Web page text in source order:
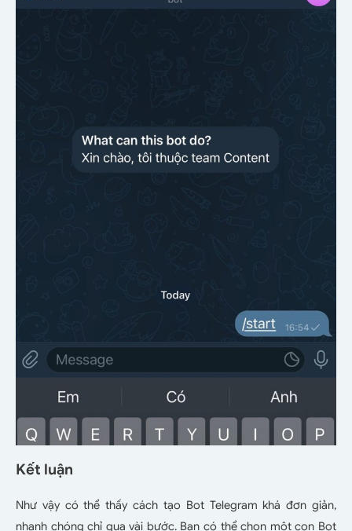
Kết luận
Như vậy có thể thấy cách tạo Bot Telegram khá đơn giản,
nhanh chóng chỉ qua vài bước. Bạn có thể chọn một con Bot